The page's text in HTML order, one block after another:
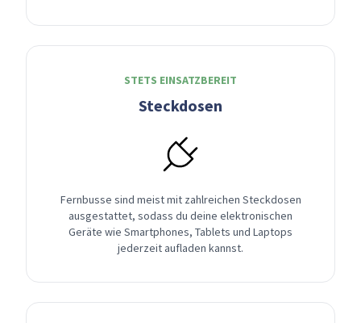
STETS EINSATZBEREIT
Steckdosen
Fernbusse sind meist mit zahlreichen Steckdosen
ausgestattet, sodass du deine elektronischen
Geräte wie Smartphones, Tablets und Laptops
jederzeit aufladen kannst.